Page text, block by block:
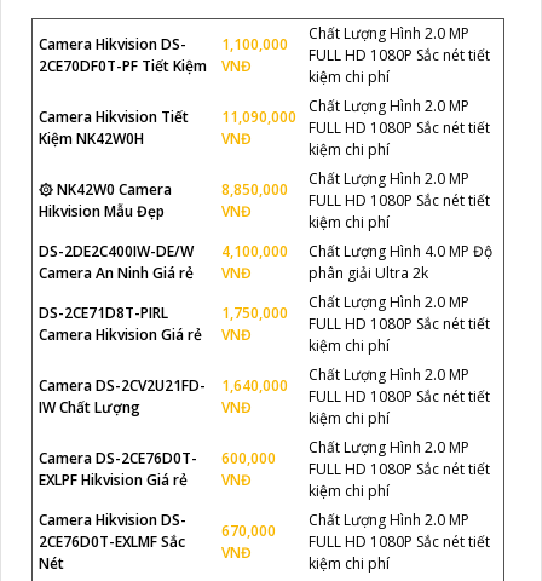
Camera Hikvision DS-
2CE70DF0T-PF Tiết Kiệm
1,100,000
VNĐ
Chất Lượng Hình 2.0 MP
FULL HD 1080P Sắc nét tiết
kiệm chi phí
Camera Hikvision Tiết
Kiệm NK42W0H
11,090,000
VNĐ
Chất Lượng Hình 2.0 MP
FULL HD 1080P Sắc nét tiết
kiệm chi phí
۞ NK42W0 Camera
Hikvision Mẫu Đẹp
8,850,000
VNĐ
Chất Lượng Hình 2.0 MP
FULL HD 1080P Sắc nét tiết
kiệm chi phí
DS-2DE2C400IW-DE/W
Camera An Ninh Giá rẻ
4,100,000
VNĐ
Chất Lượng Hình 4.0 MP Độ
phân giải Ultra 2k
DS-2CE71D8T-PIRL
Camera Hikvision Giá rẻ
1,750,000
VNĐ
Chất Lượng Hình 2.0 MP
FULL HD 1080P Sắc nét tiết
kiệm chi phí
Camera DS-2CV2U21FD-
IW Chất Lượng
1,640,000
VNĐ
Chất Lượng Hình 2.0 MP
FULL HD 1080P Sắc nét tiết
kiệm chi phí
Camera DS-2CE76D0T-
EXLPF Hikvision Giá rẻ
600,000
VNĐ
Chất Lượng Hình 2.0 MP
FULL HD 1080P Sắc nét tiết
kiệm chi phí
Camera Hikvision DS-
2CE76D0T-EXLMF Sắc
Nét
670,000
VNĐ
Chất Lượng Hình 2.0 MP
FULL HD 1080P Sắc nét tiết
kiệm chi phí